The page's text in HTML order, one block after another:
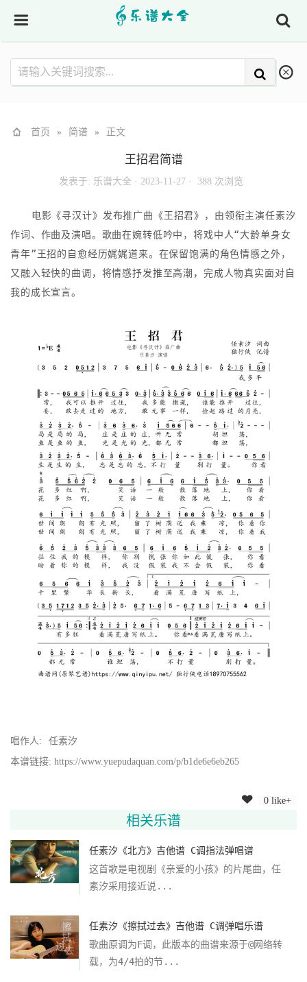
首页 » 简谱 » 正文
王招君简谱
发表于: 乐谱大全· 2023-11-27 · 388 次浏览
电影《寻汉计》发布推广曲《王招君》，由领衔主演任素汐
作词、作曲及演唱。歌曲在婉转低吟中，将戏中人“大龄单身女
青年”王招的自愈经历娓娓道来。在保留饱满的角色情感之外，
又融入轻快的曲调，将情感抒发推至高潮，完成人物真实面对自
我的成长宣言。
唱作人:
任素汐
本谱链接: https://www.yuepudaquan.com/p/b1de6e6eb265
0 like+
相关乐谱
任素汐《北方》吉他谱 C调指法弹唱谱
这首歌是电视剧《亲爱的小孩》的片尾曲，任
素汐采用接近说...
任素汐《擦拭过去》吉他谱 C调弹唱乐谱
歌曲原调为F调，此版本的曲谱来源于@网络转
载，为4/4拍的节...